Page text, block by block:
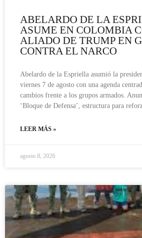
ABELARDO DE LA
ASUME EN COLOMBIA
ALIADO DE TRUMP EN
CONTRA EL NARCO
Abelardo de la Espriella asumió la
viernes 7 de agosto con una agenda
cambios frente a los grupos armados.
‘Bloque de Defensa’, estructura para
LEER MÁS »
agosto 8, 2026